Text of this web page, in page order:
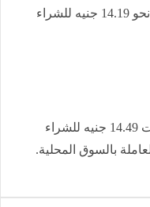
والاستعدادات لموسم الحج، ليسجل نحو 14.19 جنيه للشراء
استقر الدرهم الإماراتي عند مستويات 14.49 جنيه للشراء